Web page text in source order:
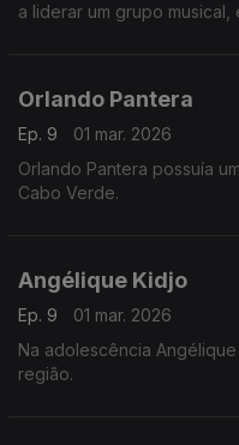
a liderar um grupo musical,
Orlando Pantera
Ep. 9
01 mar. 2026
Orlando Pantera possuía
Cabo Verde.
Angélique Kidjo
Ep. 9
01 mar. 2026
Na adolescência
região.